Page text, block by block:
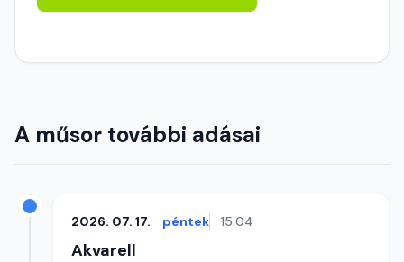
A műsor további adásai
2026. 07. 17. péntek 15:04
Akvarell